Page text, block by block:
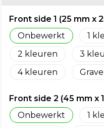
Front side 1 (25 mm x
Onbewerkt
1
2
3
4
Front side 2 (45 mm x
Onbewerkt
1